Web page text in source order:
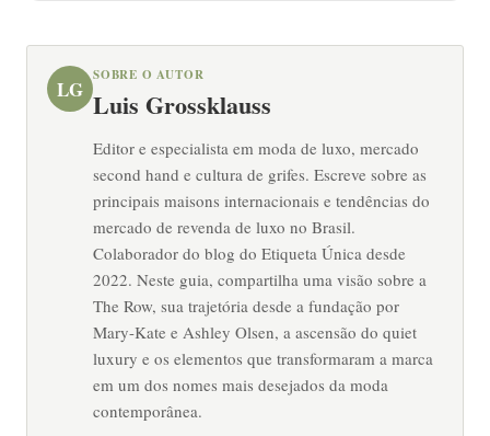
LG
SOBRE O AUTOR
Luis Grossklauss
Editor e especialista em moda de luxo, mercado
second hand e cultura de grifes. Escreve sobre as
principais maisons internacionais e tendências do
mercado de revenda de luxo no Brasil.
Colaborador do blog do Etiqueta Única desde
2022. Neste guia, compartilha uma visão sobre a
The Row, sua trajetória desde a fundação por
Mary-Kate e Ashley Olsen, a ascensão do quiet
luxury e os elementos que transformaram a marca
em um dos nomes mais desejados da moda
contemporânea.